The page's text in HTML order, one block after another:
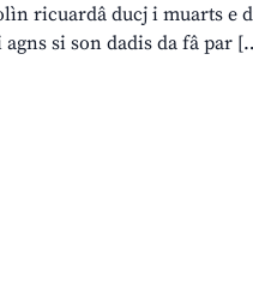
ricuardâ ducj i muarts e
si son dadis da fâ par